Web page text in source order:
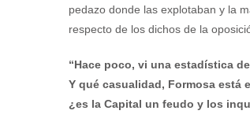
pedazo donde las explotaban y la
respecto de los dichos de la
“Hace poco, vi una estadística
Y qué casualidad, Formosa está
¿es la Capital un feudo y los